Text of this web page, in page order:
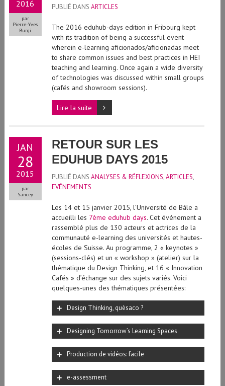
Pierre-Yves
Burgi
with its tradition of being a successful event
wherein e-learning aficionados/aficionadas meet
to share common issues and best practices in HEI
teaching and learning. Once again a wide diversity
of technologies was discussed within small groups
(cafés and showroom sessions).
Lire la suite
JAN
28
2015
Sancey
EDUHUB DAYS 2015
EVÉNEMENTS
accueilli les7ème eduhub days. Cet événement a
rassemblé plus de 130 acteurs et actrices de la
communauté e-learning des universités et hautes-
écoles de Suisse. Au programme, 2 « keynotes »
(sessions-clés) et un « workshop » (atelier) sur la
thématique du Design Thinking, et 16 « Innovation
Cafés » d’échange sur des sujets variés. Voici
quelques-unes des thématiques présentées:
Design Thinking, quèsaco ?
Designing Tomorrow’s Learning Spaces
Production de vidéos: facile
e-assessment